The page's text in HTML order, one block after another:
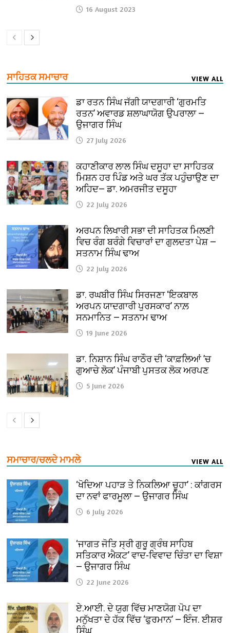
16 August 2023
ਸਾਹਿਤਕ ਸਮਾਚਾਰ VIEW ALL
ਡਾ ਰਤਨ ਸਿੰਘ ਜੱਗੀ ਯਾਦਗਾਰੀ ‘ਗੁਰਮਤਿ
ਰਤਨ’ ਅਵਾਰਡ ਸ਼ਲਾਘਾਯੋਗ ਉਪਰਾਲਾ —
ਉਜਾਗਰ ਸਿੰਘ
27 July 2026
ਕਹਾਣੀਕਾਰ ਲਾਲ ਸਿੰਘ ਦਸੂਹਾ ਦਾ ਸਾਹਿਤਕ
ਮਿਸ਼ਨ ਹਰ ਪਿੰਡ ਅਤੇ ਘਰ ਤੱਕ ਪਹੁੰਚਾਉਣ ਦਾ
ਅਹਿਦ— ਡਾ. ਅਮਰਜੀਤ ਦਸੂਹਾ
22 July 2026
ਅਰਪਨ ਲਿਖਾਰੀ ਸਭਾ ਦੀ ਸਾਹਿਤਕ ਮਿਲਣੀ
ਵਿਚ ਰੰਗ ਬਰੰਗੇ ਵਿਚਾਰਾਂ ਦਾ ਗੁਲਦਤਾ ਪੇਸ਼ —
ਸਤਨਾਮ ਸਿੰਘ ਢਾਅ
22 July 2026
ਡਾ. ਰਘਬੀਰ ਸਿੰਘ ਸਿਰਜਣਾ ‘ਇਕਬਾਲ
ਅਰਪਨ ਯਾਦਗਾਰੀ ਪੁਰਸਕਾਰ’ ਨਾਲ਼
ਸਨਮਾਨਿਤ — ਸਤਨਾਮ ਢਾਅ
19 June 2026
ਡਾ. ਨਿਸ਼ਾਨ ਸਿੰਘ ਰਾਠੌਰ ਦੀ ‘ਕਾਫ਼ਲਿਆਂ ’ਚ
ਗੁਆਚੇ ਲੋਕ’ ਪੰਜਾਬੀ ਪੁਸਤਕ ਲੋਕ ਅਰਪਣ
5 June 2026
ਸਮਾਚਾਰ/ਚਲਦੇ ਮਾਮਲੇ VIEW ALL
‘ਖੋਦਿਆ ਪਹਾੜ ਤੇ ਨਿਕਲਿਆ ਚੂਹਾ’ : ਕਾਂਗਰਸ
ਦਾ ਨਵਾਂ ਫਾਰਮੂਲਾ — ਉਜਾਗਰ ਸਿੰਘ
6 July 2026
‘ਜਾਗਤ ਜੋਤਿ ਸ੍ਰੀ ਗੁਰੂ ਗ੍ਰੰਥ ਸਾਹਿਬ
ਸਤਿਕਾਰ ਐਕਟ’ ਵਾਦ-ਵਿਵਾਦ ਚਿੰਤਾ ਦਾ ਵਿਸ਼ਾ
— ਉਜਾਗਰ ਸਿੰਘ
22 June 2026
ਏ.ਆਈ. ਦੇ ਯੁਗ ਵਿੱਚ ਮਾਣਯੋਗ ਪੋਪ ਦਾ
ਮਨੁੱਖਤਾ ਦੇ ਹੱਕ ਵਿੱਚ ‘ਫੁਰਮਾਨ’ — ਇੰਜ. ਈਸ਼ਰ
ਸਿੰਘ